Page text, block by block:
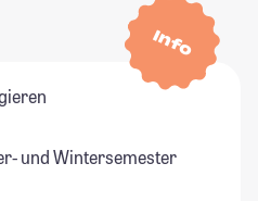
Info
und Wintersemester